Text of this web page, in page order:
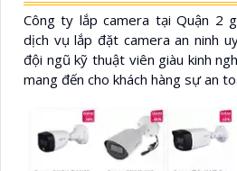
Công ty lắp camera tại Quận 2
dịch vụ lắp đặt camera an ninh
đội ngũ kỹ thuật viên giàu kinh
mang đến cho khách hàng sự an